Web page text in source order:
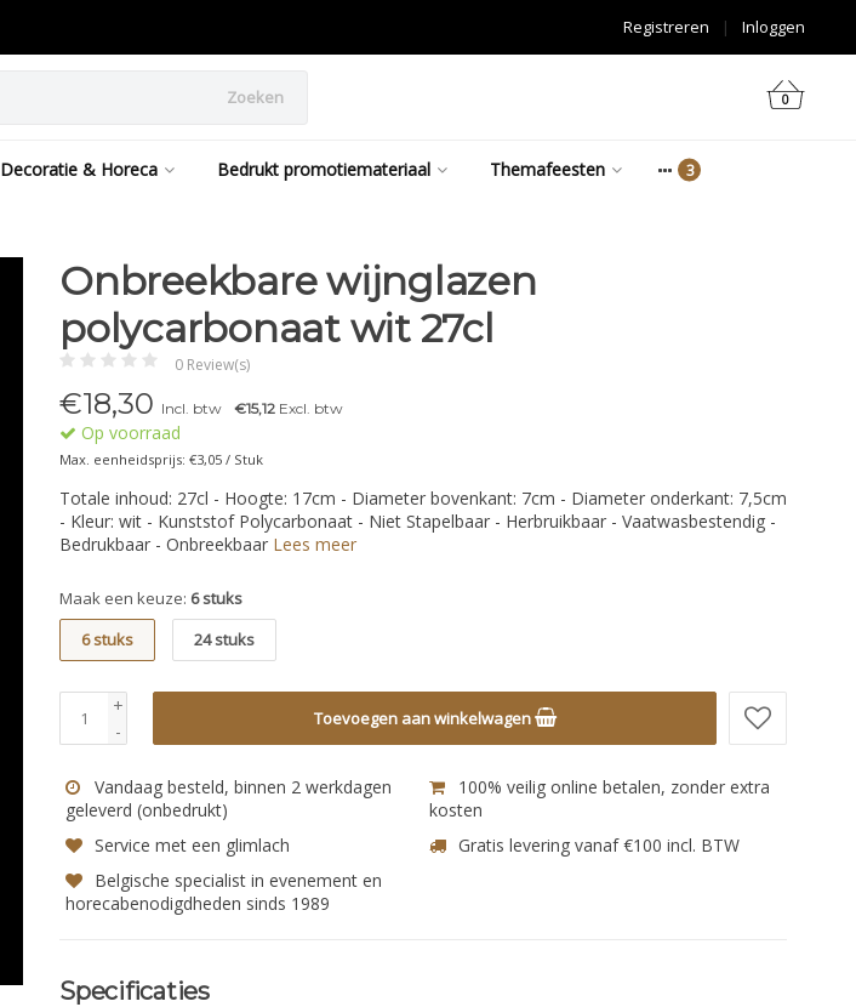
Inloggen
|
Registreren
Zoeken 0
Decoratie & Horeca Bedrukt promotiemateriaal Themafeesten
Onbreekbare wijnglazen
polycarbonaat wit 27cl
0 Review(s)
€18,30 Incl. btw €15,12 Excl. btw
Op voorraad
Max. eenheidsprijs: €3,05 / Stuk
Totale inhoud: 27cl - Hoogte: 17cm - Diameter bovenkant: 7cm - Diameter onderkant: 7,5cm
- Kleur: wit - Kunststof Polycarbonaat - Niet Stapelbaar - Herbruikbaar - Vaatwasbestendig -
Bedrukbaar - Onbreekbaar Lees meer
Maak een keuze: 6 stuks
6 stuks
24 stuks
+
-
Toevoegen aan winkelwagen
Vandaag besteld, binnen 2 werkdagen
geleverd (onbedrukt)
100% veilig online betalen, zonder extra
kosten
Service met een glimlach
Gratis levering vanaf €100 incl. BTW
Belgische specialist in evenement en
horecabenodigdheden sinds 1989
Specificaties